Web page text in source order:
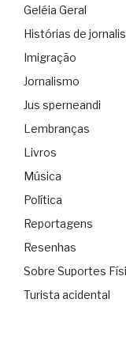
Geléia Geral
Histórias de
Imigração
Jornalismo
Jus sperneandi
Lembranças
Livros
Música
Política
Reportagens
Resenhas
Sobre Suportes
Turista acidental